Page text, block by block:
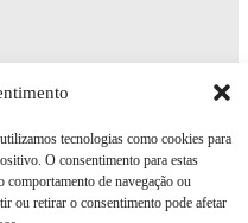
tecnologias como cookies para
O consentimento para estas
de navegação ou
ou retirar o consentimento pode afetar